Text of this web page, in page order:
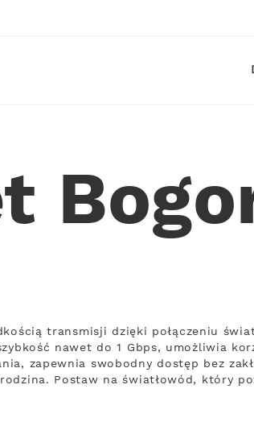
transmisji dzięki połączeniu
nawet do 1 Gbps, umożliwia
zapewnia swobodny dostęp bez
Postaw na światłowód, który